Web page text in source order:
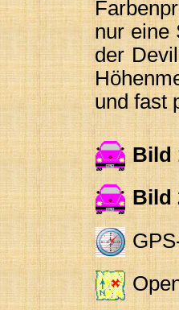
nur eine
der
und fast
Bild
Bild